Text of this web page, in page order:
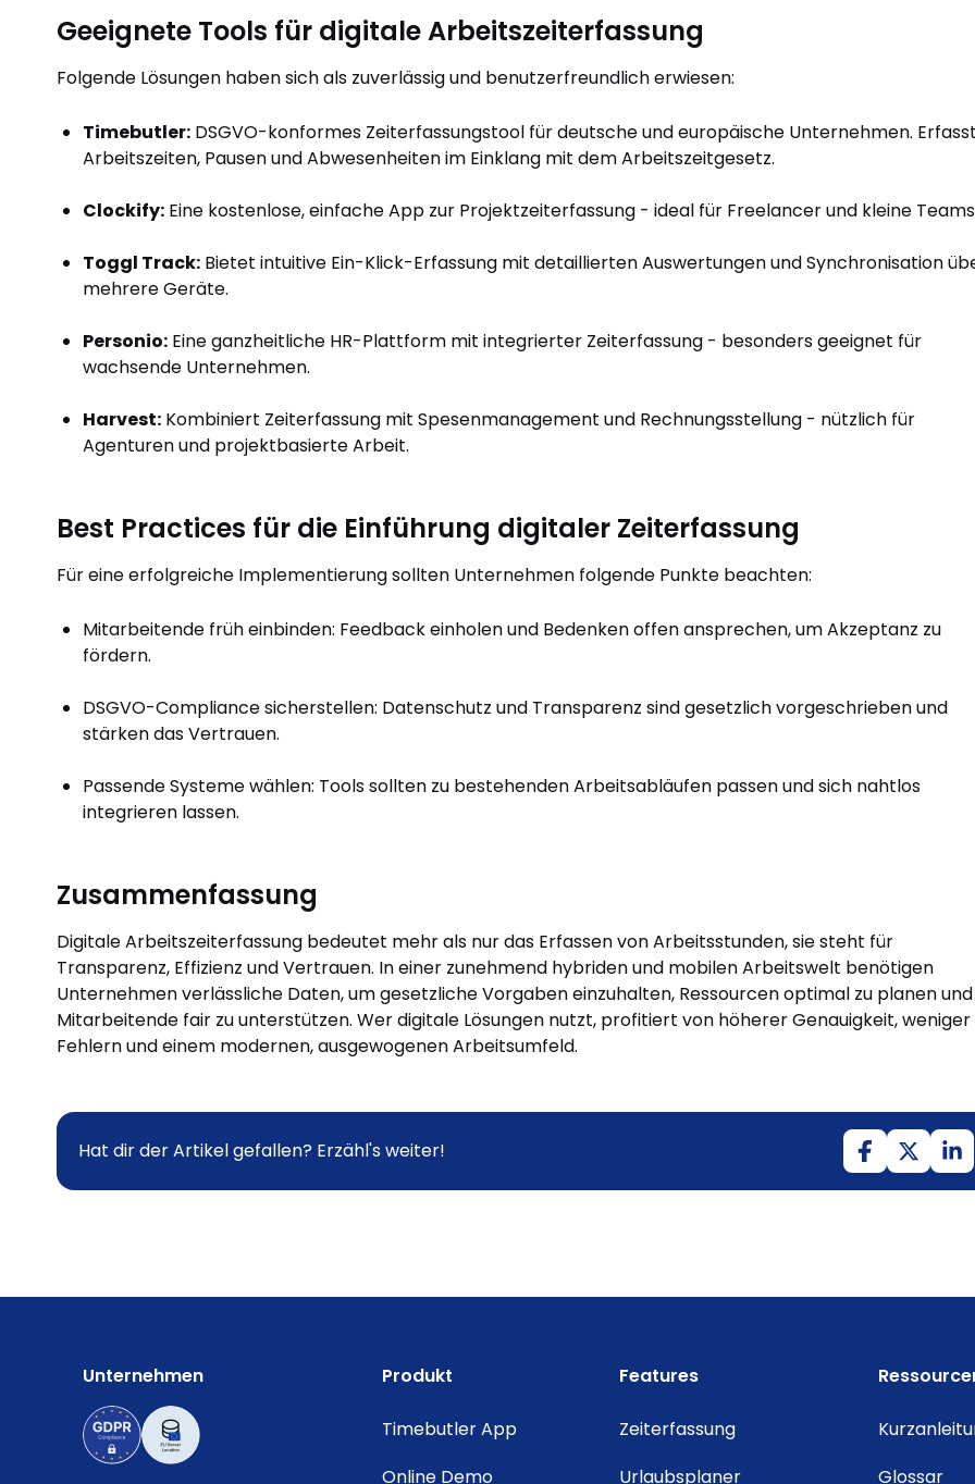
Geeignete Tools für digitale Arbeitszeiterfassung
Folgende Lösungen haben sich als zuverlässig und benutzerfreundlich erwiesen:
Timebutler: DSGVO-konformes Zeiterfassungstool für deutsche und europäische Unternehmen. Erfasst
Arbeitszeiten, Pausen und Abwesenheiten im Einklang mit dem Arbeitszeitgesetz.
Clockify: Eine kostenlose, einfache App zur Projektzeiterfassung - ideal für Freelancer und kleine
Toggl Track: Bietet intuitive Ein-Klick-Erfassung mit detaillierten Auswertungen und Synchronisation
mehrere Geräte.
Personio: Eine ganzheitliche HR-Plattform mit integrierter Zeiterfassung - besonders geeignet für
wachsende Unternehmen.
Harvest: Kombiniert Zeiterfassung mit Spesenmanagement und Rechnungsstellung - nützlich für
Agenturen und projektbasierte Arbeit.
Best Practices für die Einführung digitaler Zeiterfassung
Für eine erfolgreiche Implementierung sollten Unternehmen folgende Punkte beachten:
Mitarbeitende früh einbinden: Feedback einholen und Bedenken offen ansprechen, um Akzeptanz zu
fördern.
DSGVO-Compliance sicherstellen: Datenschutz und Transparenz sind gesetzlich vorgeschrieben und
stärken das Vertrauen.
Passende Systeme wählen: Tools sollten zu bestehenden Arbeitsabläufen passen und sich nahtlos
integrieren lassen.
Zusammenfassung
Digitale Arbeitszeiterfassung bedeutet mehr als nur das Erfassen von Arbeitsstunden, sie steht für
Transparenz, Effizienz und Vertrauen. In einer zunehmend hybriden und mobilen Arbeitswelt benötigen
Unternehmen verlässliche Daten, um gesetzliche Vorgaben einzuhalten, Ressourcen optimal zu planen und
Mitarbeitende fair zu unterstützen. Wer digitale Lösungen nutzt, profitiert von höherer Genauigkeit, weniger
Fehlern und einem modernen, ausgewogenen Arbeitsumfeld.
Hat dir der Artikel gefallen? Erzähl's weiter!
Unternehmen Produkt
Timebutler App
Online Demo
Features
Zeiterfassung
Urlaubsplaner
Glossar